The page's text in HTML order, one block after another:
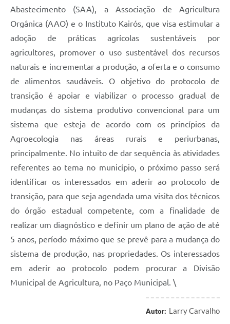
Abastecimento (SAA), a Associação de Agricultura
Orgânica (AAO) e o Instituto Kairós, que visa estimular a
adoção de práticas agrícolas sustentáveis por
agricultores, promover o uso sustentável dos recursos
naturais e incrementar a produção, a oferta e o consumo
de alimentos saudáveis. O objetivo do protocolo de
transição é apoiar e viabilizar o processo gradual de
mudanças do sistema produtivo convencional para um
sistema que esteja de acordo com os princípios da
Agroecologia nas áreas rurais e periurbanas,
principalmente. No intuito de dar sequência às atividades
referentes ao tema no município, o próximo passo será
identificar os interessados em aderir ao protocolo de
transição, para que seja agendada uma visita dos técnicos
do órgão estadual competente, com a finalidade de
realizar um diagnóstico e definir um plano de ação de até
5 anos, período máximo que se prevê para a mudança do
sistema de produção, nas propriedades. Os interessados
em aderir ao protocolo podem procurar a Divisão
Municipal de Agricultura, no Paço Municipal. \
Autor: Larry Carvalho